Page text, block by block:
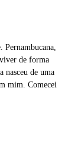
Pernambucana,
de forma
nasceu de uma
mim. Comecei